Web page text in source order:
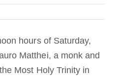
hours of Saturday,
Matthei, a monk and
Most Holy Trinity in